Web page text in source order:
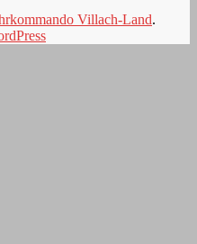
Villach-Land.